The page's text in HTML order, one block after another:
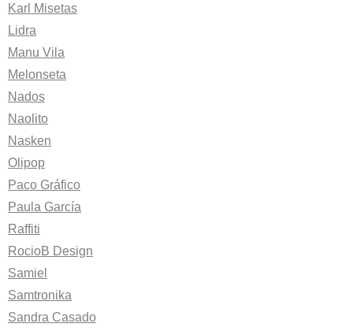
Karl Misetas
Lidra
Manu Vila
Melonseta
Nados
Naolito
Nasken
Olipop
Paco Gráfico
Paula García
Raffiti
RocioB Design
Samiel
Samtronika
Sandra Casado